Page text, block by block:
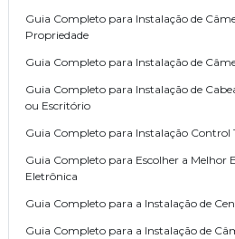
Guia Completo para Instalação de
Propriedade
Guia Completo para Instalação de
Guia Completo para Instalação de
ou Escritório
Guia Completo para Instalação Control
Guia Completo para Escolher a Melhor
Eletrônica
Guia Completo para a Instalação de
Guia Completo para a Instalação de